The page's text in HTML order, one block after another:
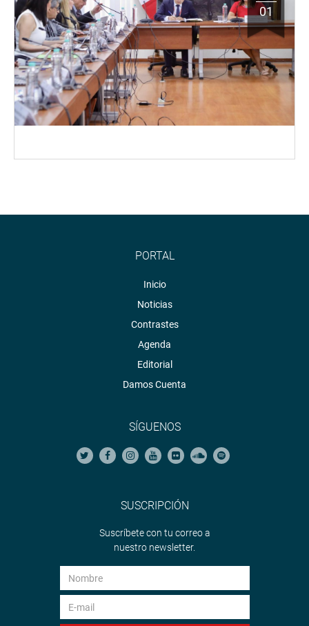
01
PORTAL
Inicio
Noticias
Contrastes
Agenda
Editorial
Damos Cuenta
SÍGUENOS
SUSCRIPCIÓN
Suscríbete con tu correo a
nuestro newsletter.